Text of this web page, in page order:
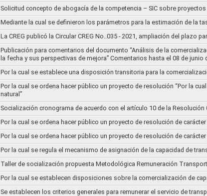
Solicitud concepto de abogacía de la competencia – SIC sobre
Mediante la cual se definieron los parámetros para la estimación de la
La CREG publicó la Circular CREG No..035 - 2021, ampliación del plazo
Publicación para comentarios del documento “Análisis de la
la fecha y sus perspectivas de mejora” Comentarios hasta el 08 de junio
Por la cual se establece una disposición transitoria para la
Por la cual se ordena hacer público un proyecto de resolución “Por la
natural”
Socialización cronograma de acuerdo con el artículo 10 de la Resolución
Por la cual se ordena hacer público un proyecto de resolución de
Por la cual se ordena hacer público un proyecto de resolución de
Por la cual se regula el mecanismo de asignación de la capacidad de
Taller de socialización propuesta Metodológica Remuneración
Por la cual se establecen disposiciones sobre la comercialización de
Se establecen los criterios generales para remunerar el servicio de